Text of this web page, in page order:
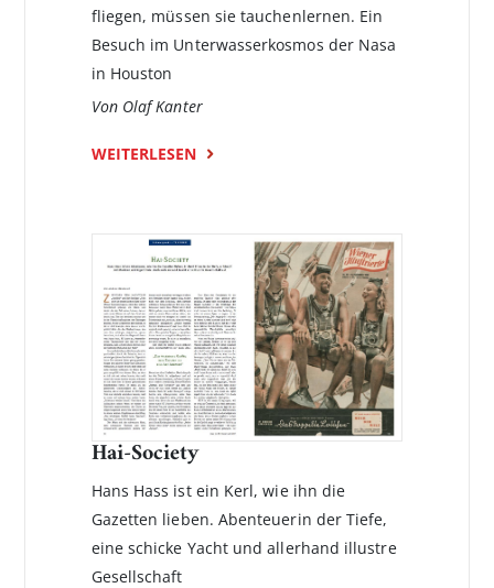
fliegen, müssen sie tauchenlernen. Ein
Besuch im Unterwasserkosmos der Nasa
in Houston
Von Olaf Kanter
WEITERLESEN
Hai-Society
Hans Hass ist ein Kerl, wie ihn die
Gazetten lieben. Abenteuerin der Tiefe,
eine schicke Yacht und allerhand illustre
Gesellschaft